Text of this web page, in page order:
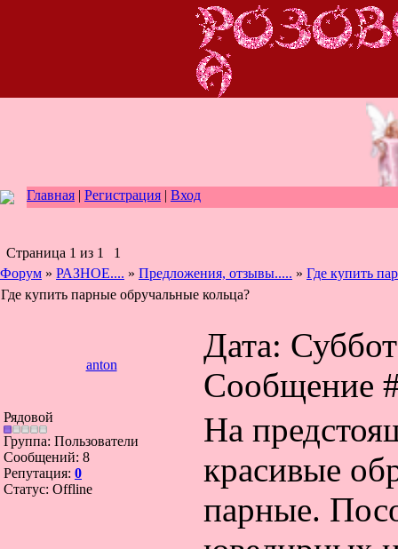
Главная | Регистрация | Вход
Страница 1 из 1
1
Форум » РАЗНОЕ.... » Предложения, отзывы..... » Где купить
Где купить парные обручальные кольца?
anton
Дата:
Сообщение
Рядовой
Группа: Пользователи
Сообщений: 8
Репутация: 0
Статус: Offline
На
красивые
парные.